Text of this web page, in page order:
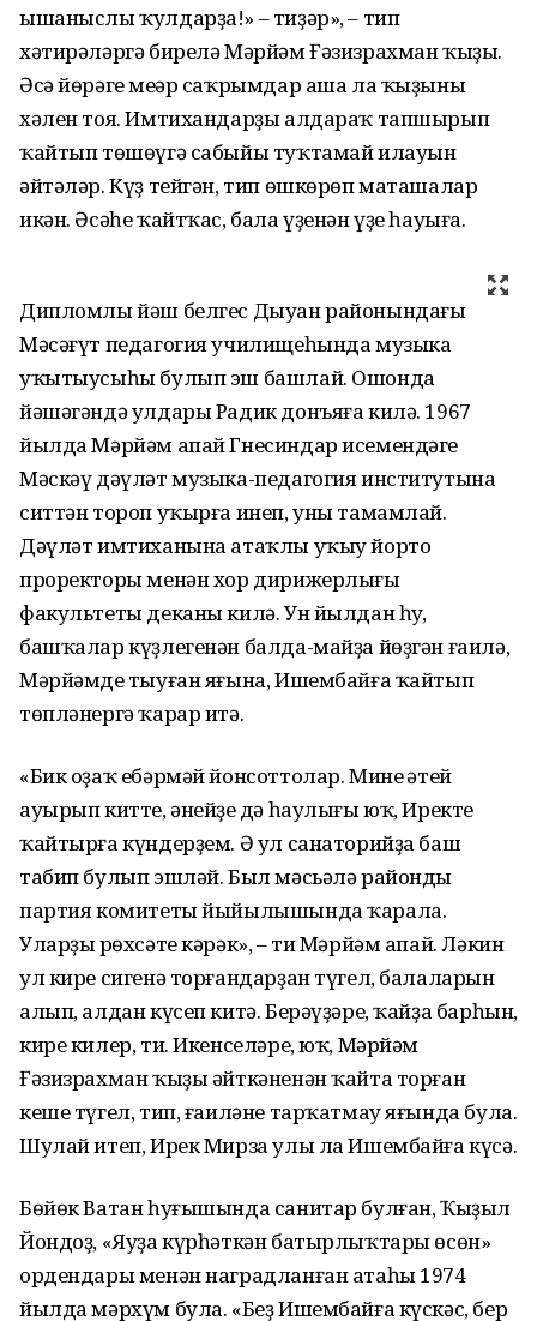
ышаныслы ҡулдарҙа!» – тиҙәр», – тип
хәтирәләргә бирелә Мәрйәм Ғәзизрахман ҡыҙы.
Әсә йөрәге меңәр саҡрымдар аша ла ҡыҙының
хәлен тоя. Имтихандарҙы алдараҡ тапшырып
ҡайтып төшөүгә сабыйы туҡтамай илауын
әйтәләр. Күҙ тейгән, тип өшкөрөп маташалар
икән. Әсәһе ҡайтҡас, бала үҙенән үҙе һауыға.
Дипломлы йәш белгес Дыуан районындағы
Мәсәғүт педагогия училищеһында музыка
уҡытыусыһы булып эш башлай. Ошонда
йәшәгәндә улдары Радик донъяға килә. 1967
йылда Мәрйәм апай Гнесиндар исемендәге
Мәскәү дәүләт музыка-педагогия институтына
ситтән тороп уҡырға инеп, уны тамамлай.
Дәүләт имтиханына атаҡлы уҡыу йорто
проректоры менән хор дирижерлығы
факультеты деканы килә. Ун йылдан һуң,
башҡалар күҙлегенән балда-майҙа йөҙгән ғаилә,
Мәрйәмдең тыуған яғына, Ишембайға ҡайтып
төпләнергә ҡарар итә.
«Бик оҙаҡ ебәрмәй йонсоттолар. Минең әтей
ауырып китте, әнейҙең дә һаулығы юҡ, Иректе
ҡайтырға күндерҙем. Ә ул санаторийҙа баш
табип булып эшләй. Был мәсьәлә райондың
партия комитеты йыйылышында ҡарала.
Уларҙың рөхсәте кәрәк», – ти Мәрйәм апай. Ләкин
ул кире сигенә торғандарҙан түгел, балаларын
алып, алдан күсеп китә. Берәүҙәре, ҡайҙа барһын,
кире килер, ти. Икенселәре, юҡ, Мәрйәм
Ғәзизрахман ҡыҙы әйткәненән ҡайта торған
кеше түгел, тип, ғаиләне тарҡатмау яғында була.
Шулай итеп, Ирек Мирза улы ла Ишембайға күсә.
Бөйөк Ватан һуғышында санитар булған, Ҡыҙыл
Йондоҙ, «Яуҙа күрһәткән батырлыҡтары өсөн»
ордендары менән наградланған атаһы 1974
йылда мәрхүм була. «Беҙ Ишембайға күскәс, бер